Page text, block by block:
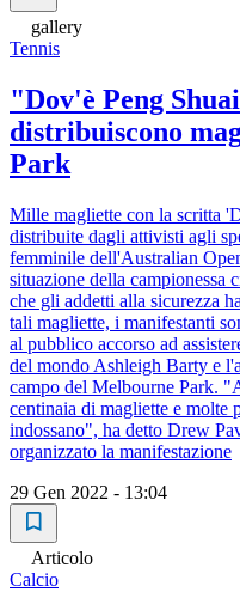
gallery
Tennis
"Dov'è Peng
distribuiscono
Park
Mille magliette con la scritta
distribuite dagli attivisti agli
femminile dell'Australian
situazione della campionessa
che gli addetti alla sicurezza
tali magliette, i manifestanti
al pubblico accorso ad
del mondo Ashleigh Barty e
campo del Melbourne Park.
centinaia di magliette e molte
indossano", ha detto Drew
organizzato la manifestazione
29 Gen 2022 - 13:04
Articolo
Calcio